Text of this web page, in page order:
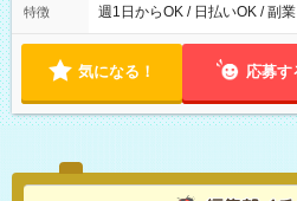
ら翌7時 ■23時から翌8時 ■24時から
ます。 ※曜日固定（毎週同じ
特徴 週1日からOK / 日払いOK / 副
気になる！ 応募す